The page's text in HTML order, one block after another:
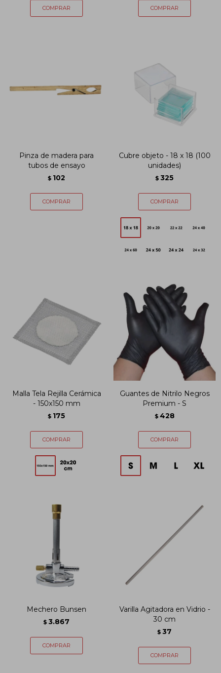
Pinza de madera para
tubos de ensayo
$ 102
Cubre objeto - 18 x 18 (100
unidades)
$ 325
Malla Tela Rejilla Cerámica
- 150x150 mm
$ 175
Guantes de Nitrilo Negros
Premium - S
$ 428
Mechero Bunsen
$ 3.867
Varilla Agitadora en Vidrio -
30 cm
$ 37